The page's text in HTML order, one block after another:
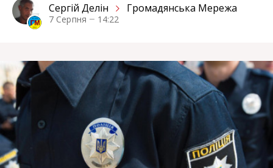
Сергiй Делін Громадянська Мережа
7 Серпня 14:22